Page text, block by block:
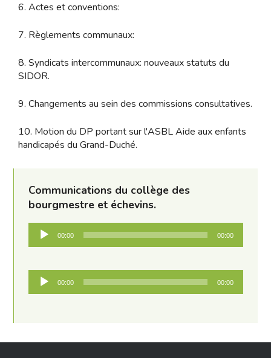
6. Actes et conventions:
7. Règlements communaux:
8. Syndicats intercommunaux: nouveaux statuts du
SIDOR.
9. Changements au sein des commissions consultatives.
10. Motion du DP portant sur l'ASBL Aide aux enfants
handicapés du Grand-Duché.
Communications du collège des
bourgmestre et échevins.
Audio
Player
00:00 00:00
Audio
Player
00:00 00:00